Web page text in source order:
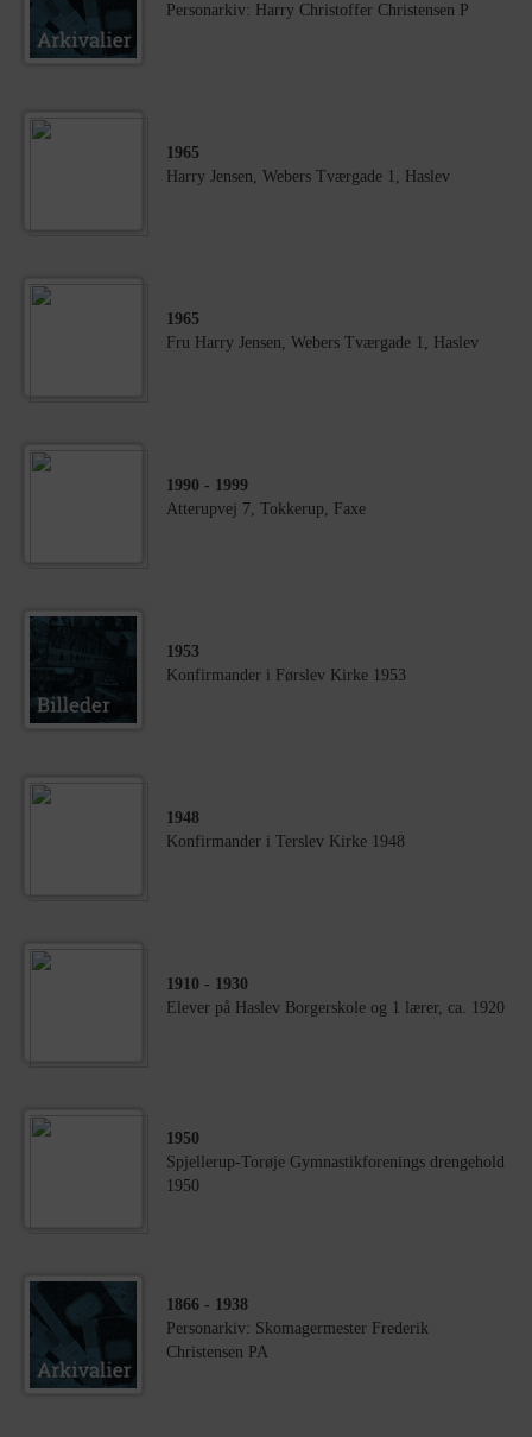
Personarkiv: Harry Christoffer Christensen P
1965
Harry Jensen, Webers Tværgade 1, Haslev
1965
Fru Harry Jensen, Webers Tværgade 1, Haslev
1990 - 1999
Atterupvej 7, Tokkerup, Faxe
1953
Konfirmander i Førslev Kirke 1953
1948
Konfirmander i Terslev Kirke 1948
1910 - 1930
Elever på Haslev Borgerskole og 1 lærer, ca. 1920
1950
Spjellerup-Torøje Gymnastikforenings drengehold
1950
1866 - 1938
Personarkiv: Skomagermester Frederik
Christensen PA